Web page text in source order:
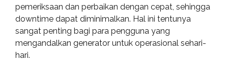
pemeriksaan dan perbaikan dengan cepat, sehingga
downtime dapat diminimalkan. Hal ini tentunya
sangat penting bagi para pengguna yang
mengandalkan generator untuk operasional sehari-
hari.